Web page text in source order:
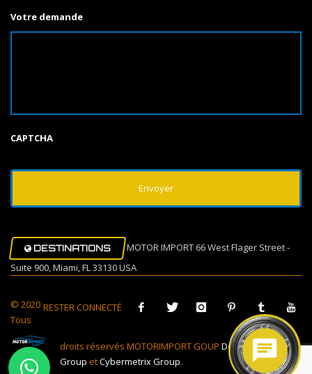
Votre demande
CAPTCHA
DESTINATIONS
MOTOR IMPORT 66 West Flager Street -
Suite 900, Miami, FL 33130 USA
RESTER CONNECTÉ
© 2020
Tous
droits réservés MOTORIMPORT GOUP Design Muovi
Group etCybermetrix Group.